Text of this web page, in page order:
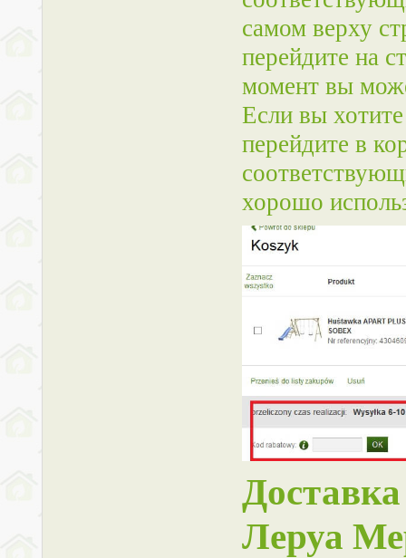
самом верху
перейдите на
момент вы
Если вы
перейдите в
хорошо
Леруа